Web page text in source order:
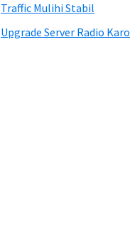
Traffic Mulihi Stabil
Upgrade Server Radio Karo